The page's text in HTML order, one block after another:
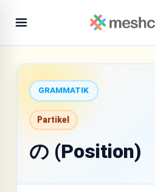
GRAMMATIK
Partikel
の (Position)